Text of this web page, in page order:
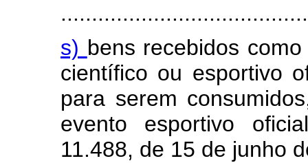
s) bens recebidos
científico ou esportivo
para serem
evento esportivo
11.488, de 15 de junho